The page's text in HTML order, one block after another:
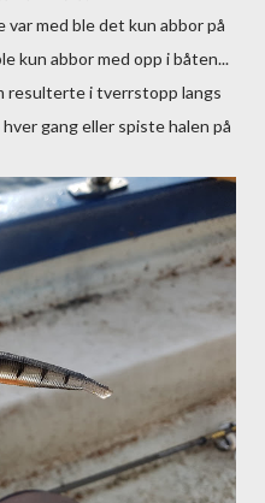
med ble det kun abbor på
kun abbor med opp i båten...
resulterte i tverrstopp langs
gang eller spiste halen på